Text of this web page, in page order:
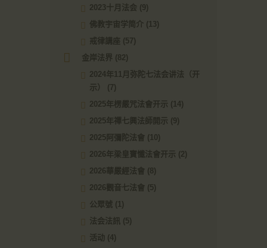
2023十月法会 (9)
佛教宇宙学简介 (13)
戒律講座 (57)
金岸法界 (82)
2024年11月弥陀七法会讲法（开
示）
(7)
2025年楞嚴咒法會开示 (14)
2025年禪七興法師開示 (9)
2025阿彌陀法會 (10)
2026年梁皇寶懺法會开示 (2)
2026華嚴經法會 (8)
2026觀音七法會 (5)
公眾號
(1)
法会法訊 (5)
活动 (4)